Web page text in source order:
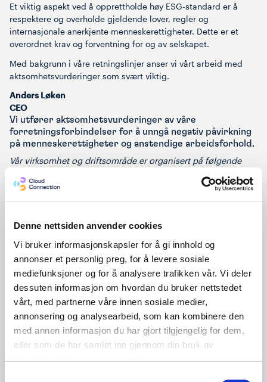
Denne nettsiden anvender cookies
Vi bruker informasjonskapsler for å gi innhold og
annonser et personlig preg, for å levere sosiale
mediefunksjoner og for å analysere trafikken vår. Vi deler
dessuten informasjon om hvordan du bruker nettstedet
vårt, med partnerne våre innen sosiale medier,
annonsering og analysearbeid, som kan kombinere den
med annen informasjon du har gjort tilgjengelig for dem,
eller som de har samlet inn gjennom din bruk av
tjenestene deres.
Et viktig aspekt ved å opprettholde høy ESG-standard er å
respektere og overholde gjeldende lover, regler og
internasjonale anerkjente menneskerettigheter. Dette er et
overordnet krav og forventning for og av selskapet. ​
Med bakgrunn i våre retningslinjer anser vi vårt arbeid med
aktsomhetsvurderinger som svært viktig.​
Anders Løken
CEO
Vi utfører aktsomhetsvurderinger av våre
forretningsforbindelser for å unngå negativ påvirkning
på menneskerettigheter og anstendige arbeidsforhold. ​
Vår virksomhet og driftsområde er organisert på følgende
Cloud Connection driver med salg og rådgivning innen IT-
virksomheter med digitale løsninger som forbedrer deres drift.
Hovedkontoret er i Oslo med kontorer flere steder i Norge og
Sverige, sistnevnte gjennom datterselskapet Nordic Cloud
Connection AB. Totalt er vi rundt 160 ansatte, hvorav 120 i
Vi har etablert følgende retningslinjer og rutiner for å
håndtere faktiske og potensielle negative konsekvenser for
grunnleggende menneskerettigheter og anstendige
arbeidsforhold:​